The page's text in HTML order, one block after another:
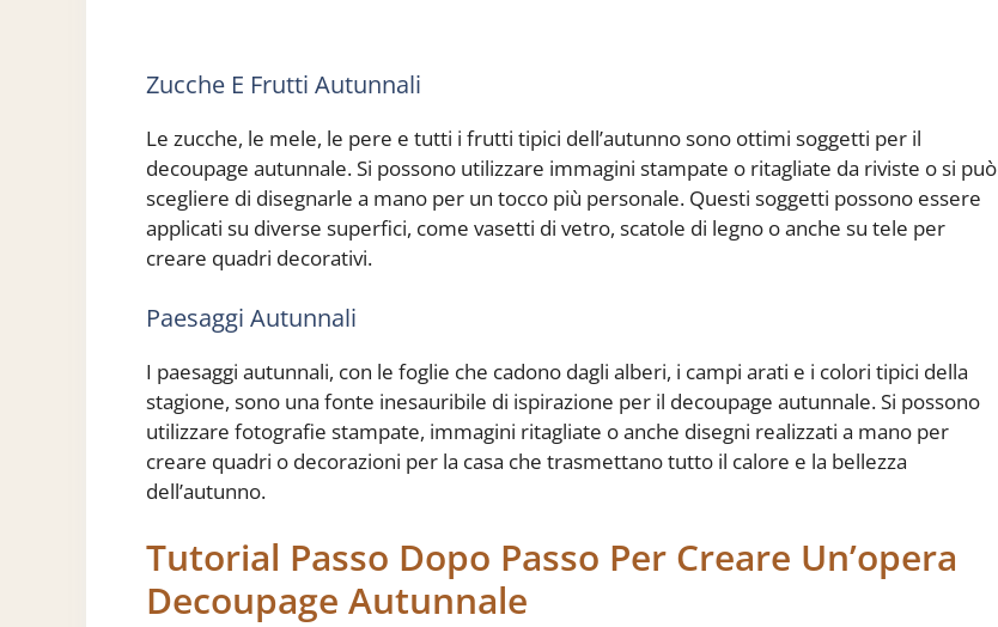
Zucche E Frutti Autunnali
Le zucche, le mele, le pere e tutti i frutti tipici dell’autunno sono ottimi soggetti per il
decoupage autunnale. Si possono utilizzare immagini stampate o ritagliate da riviste o si può
scegliere di disegnarle a mano per un tocco più personale. Questi soggetti possono essere
applicati su diverse superfici, come vasetti di vetro, scatole di legno o anche su tele per
creare quadri decorativi.
Paesaggi Autunnali
I paesaggi autunnali, con le foglie che cadono dagli alberi, i campi arati e i colori tipici della
stagione, sono una fonte inesauribile di ispirazione per il decoupage autunnale. Si possono
utilizzare fotografie stampate, immagini ritagliate o anche disegni realizzati a mano per
creare quadri o decorazioni per la casa che trasmettano tutto il calore e la bellezza
dell’autunno.
Tutorial Passo Dopo Passo Per Creare Un’opera
Decoupage Autunnale